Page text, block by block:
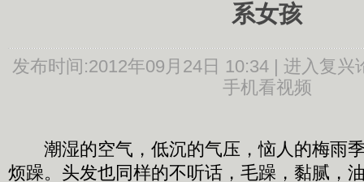
系女孩
发布时间:2012年09月24日 10:34 | 进入复兴
手机看视频
潮湿的空气，低沉的气压，恼人的梅雨
烦躁。头发也同样的不听话，毛躁，黏腻，